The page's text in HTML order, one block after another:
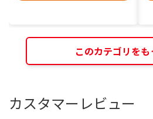
このカテゴリをも
カスタマーレビュー